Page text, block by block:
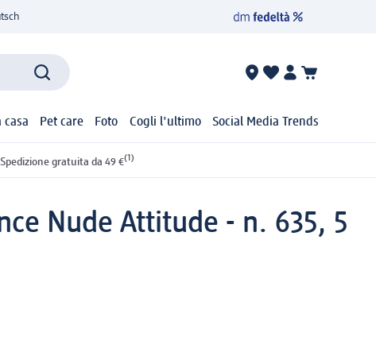
casa Pet care Foto Cogli l'ultimo Social Media Trends
Spedizione gratuita da 49 €(1)
Nude Attitude - n. 635, 5